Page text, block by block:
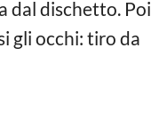
dal dischetto. Poi
gli occhi: tiro da